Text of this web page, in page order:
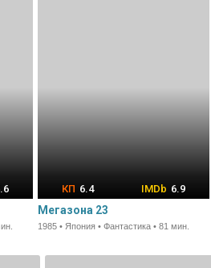
6.4 6.9
Мегазона 23
1985 • Япония • Фантастика • 81 мин.